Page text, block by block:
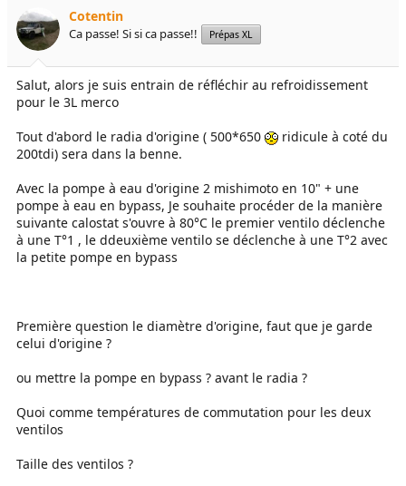
e
l
a
s
c
s
s
o
n
é
b
Cotentin
Ca passe! Si si ca passe!! Prépas XL
Salut, alors je suis entrain de réfléchir au refroidissement
pour le 3L merco
Tout d'abord le radia d'origine ( 500*650
ridicule à coté du
200tdi) sera dans la benne.
Avec la pompe à eau d'origine 2 mishimoto en 10" + une
pompe à eau en bypass, Je souhaite procéder de la manière
suivante calostat s'ouvre à 80°C le premier ventilo déclenche
à une T°1 , le ddeuxième ventilo se déclenche à une T°2 avec
la petite pompe en bypass
Première question le diamètre d'origine, faut que je garde
celui d'origine ?
ou mettre la pompe en bypass ? avant le radia ?
Quoi comme températures de commutation pour les deux
ventilos
Taille des ventilos ?